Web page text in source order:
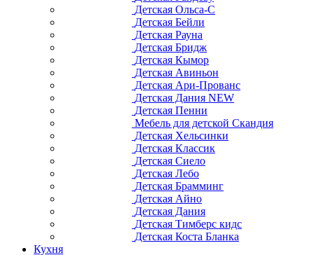
Детская Ольса-С
Детская Бейли
Детская Рауна
Детская Бридж
Детская Кымор
Детская Авиньон
Детская Ари-Прованс
Детская Дания NEW
Детская Пенни
Мебель для детской Скандия
Детская Хельсинки
Детская Классик
Детская Сиело
Детская Лебо
Детская Брамминг
Детская Айно
Детская Дания
Детская Тимберс кидс
Детская Коста Бланка
Кухня